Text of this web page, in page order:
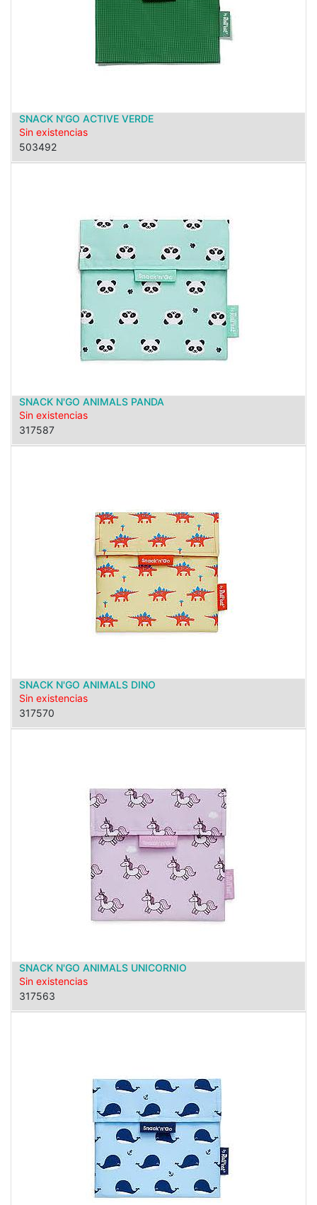
SNACK N'GO ACTIVE VERDE
Sin existencias
503492
SNACK N'GO ANIMALS PANDA
Sin existencias
317587
SNACK N'GO ANIMALS DINO
Sin existencias
317570
SNACK N'GO ANIMALS UNICORNIO
Sin existencias
317563